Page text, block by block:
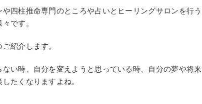
四柱推命専門のところや占いとヒーリングサロンを行う
です。
紹介します。
い時、自分を変えようと思っている時、自分の夢や将来
たくなりますよね。